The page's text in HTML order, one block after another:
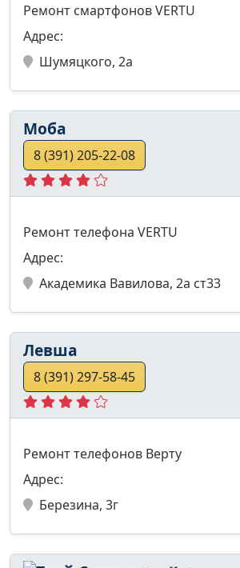
Ремонт смартфонов VERTU
Адрес:
Шумяцкого, 2а
Моба
8 (391) 205-22-08
Ремонт телефона VERTU
Адрес:
Академика Вавилова, 2а ст33
Левша
8 (391) 297-58-45
Ремонт телефонов Верту
Адрес:
Березина, 3г